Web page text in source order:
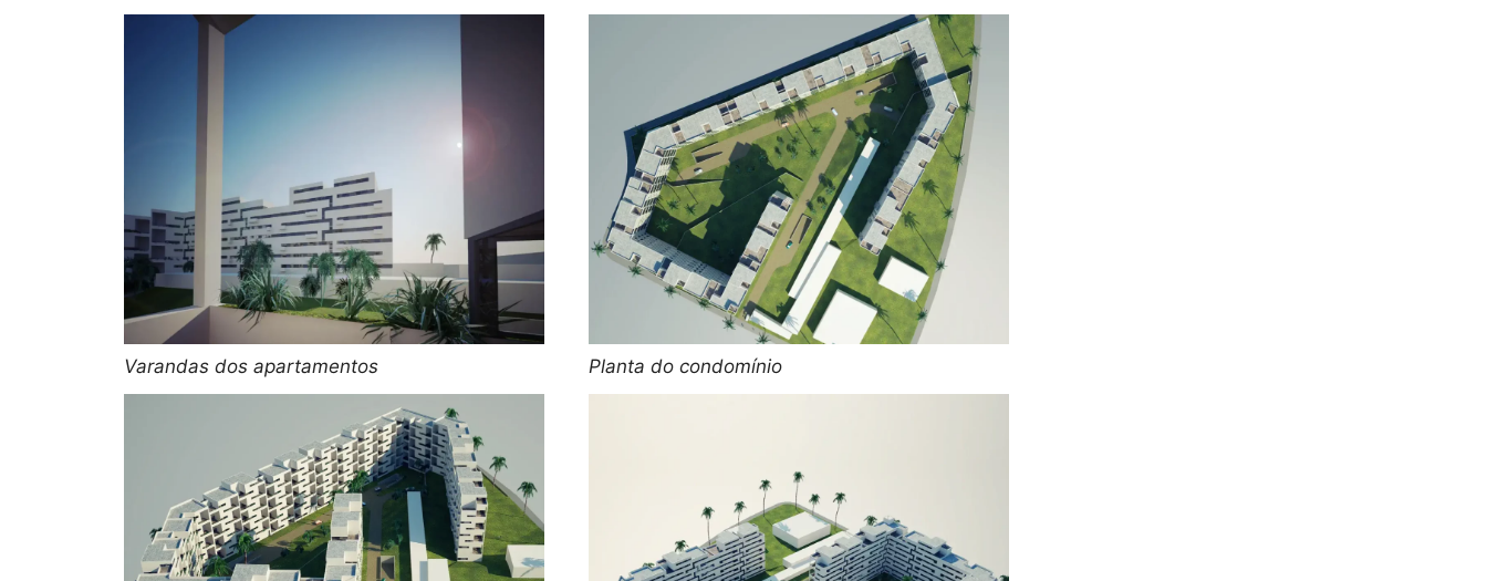
Varandas dos apartamentos Planta do condomínio